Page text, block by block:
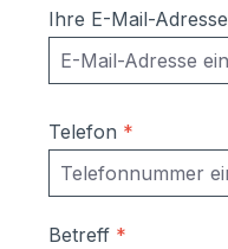
Ihre E-Mail-Adresse
Telefon *
Betreff *